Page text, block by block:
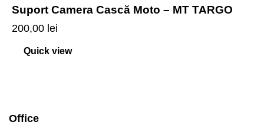
Suport Camera Cască Moto – MT TARGO
200,00 lei
Quick view
Office